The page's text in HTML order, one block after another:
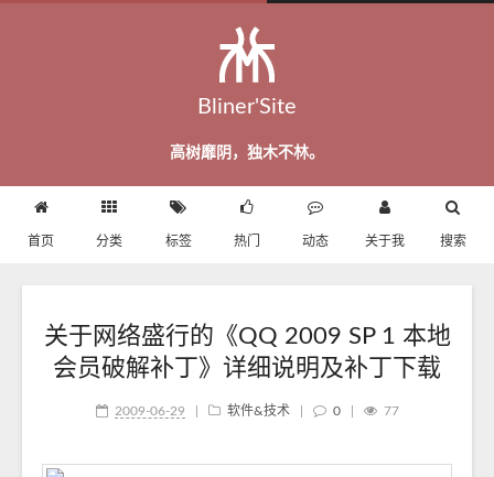
Bliner'Site
高树靡阴，独木不林。
首页 分类 标签 热门 动态 关于我 搜索
关于网络盛行的《QQ 2009 SP 1 本地
会员破解补丁》详细说明及补丁下载
2009-06-29 软件&技术 0 77